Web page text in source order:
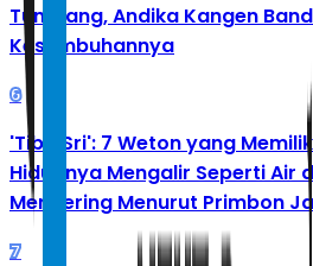
Tumbang, Andika Kangen
Kesembuhannya
6
'Tibo Sri': 7 Weton yang
Hidupnya Mengalir Seperti Air
Mengering Menurut Primbon
7